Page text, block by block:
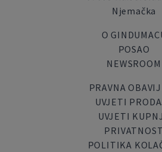
Njemačka
O
POSAO
NEWSROOM
PRAVNA
UVJETI
UVJETI
PRIVATNOST
POLITIKA